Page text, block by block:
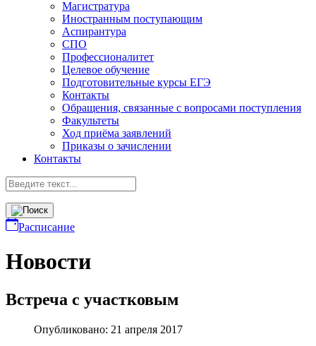
Магистратура
Иностранным поступающим
Аспирантура
СПО
Профессионалитет
Целевое обучение
Подготовительные курсы ЕГЭ
Контакты
Обращения, связанные с вопросами поступления
Факультеты
Ход приёма заявлений
Приказы о зачислении
Контакты
Расписание
Новости
Встреча с участковым
Опубликовано: 21 апреля 2017